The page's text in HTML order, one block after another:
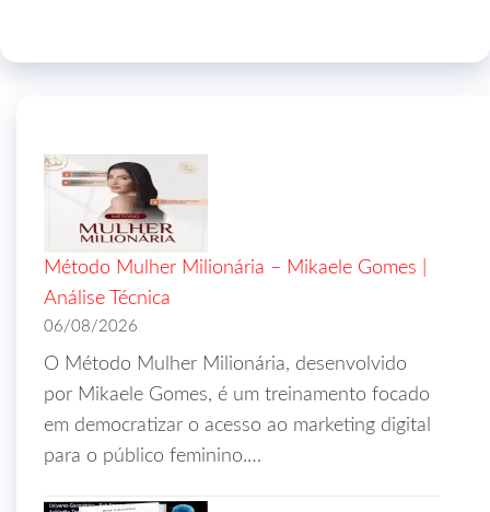
Método Mulher Milionária – Mikaele Gomes |
Análise Técnica
06/08/2026
O Método Mulher Milionária, desenvolvido
por Mikaele Gomes, é um treinamento focado
em democratizar o acesso ao marketing digital
para o público feminino.…